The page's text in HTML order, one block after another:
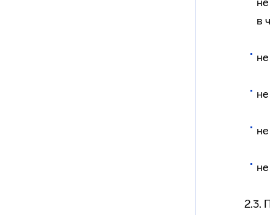
в
2.3.